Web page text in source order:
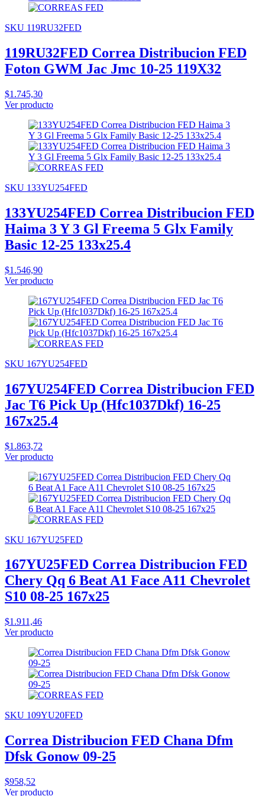
SKU 119RU32FED
119RU32FED Correa Distribucion FED
Foton GWM Jac Jmc 10-25 119X32
$1.745,30
Ver producto
SKU 133YU254FED
133YU254FED Correa Distribucion FED
Haima 3 Y 3 Gl Freema 5 Glx Family
Basic 12-25 133x25.4
$1.546,90
Ver producto
SKU 167YU254FED
167YU254FED Correa Distribucion FED
Jac T6 Pick Up (Hfc1037Dkf) 16-25
167x25.4
$1.863,72
Ver producto
SKU 167YU25FED
167YU25FED Correa Distribucion FED
Chery Qq 6 Beat A1 Face A11 Chevrolet
S10 08-25 167x25
$1.911,46
Ver producto
SKU 109YU20FED
Correa Distribucion FED Chana Dfm
Dfsk Gonow 09-25
$958,52
Ver producto